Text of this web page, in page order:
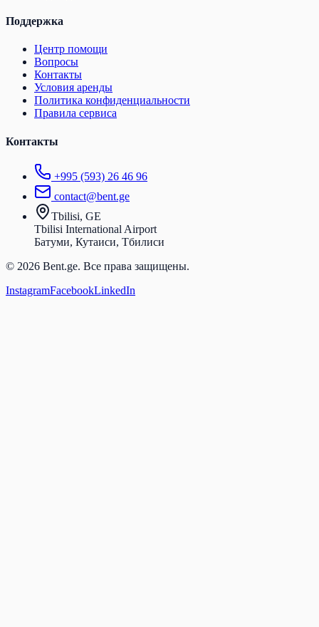
Поддержка
Центр помощи
Вопросы
Контакты
Условия аренды
Политика конфиденциальности
Правила сервиса
Контакты
+995 (593) 26 46 96
contact@bent.ge
Tbilisi, GE
Tbilisi International Airport
Батуми, Кутаиси, Тбилиси
© 2026 Bent.ge. Все права защищены.
InstagramFacebookLinkedIn